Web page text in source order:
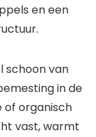
en een
schoon van
in de
of organisch
vast, warmt